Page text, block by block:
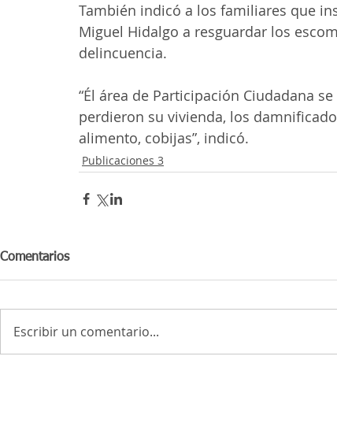
También indicó a los familiares que
Miguel Hidalgo a resguardar los
delincuencia.
“Él área de Participación Ciudadana
perdieron su vivienda, los
alimento, cobijas”, indicó.
Publicaciones 3
Comentarios
Escribir un comentario...